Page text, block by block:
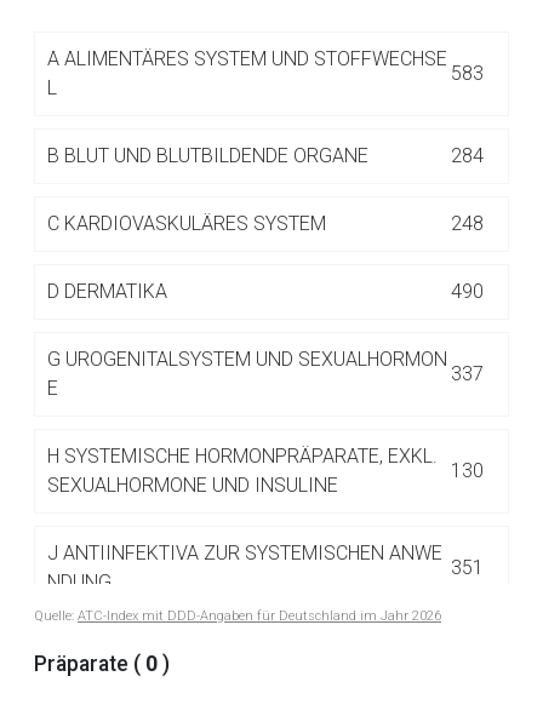
A ALIMENTÄRES SYSTEM UND STOFFWECHSE
L
583
B BLUT UND BLUTBILDENDE ORGANE 284
C KARDIOVASKULÄRES SYSTEM 248
D DERMATIKA 490
G UROGENITALSYSTEM UND SEXUALHORMON
E
337
H SYSTEMISCHE HORMONPRÄPARATE, EXKL.
SEXUALHORMONE UND INSULINE
130
J ANTIINFEKTIVA ZUR SYSTEMISCHEN ANWE
NDUNG
351
ANTINEOPLASTISCHE UND IMMUNMODULIE
RENDE MITTEL
Quelle: ATC-Index mit DDD-Angaben für Deutschland im Jahr 2026
Präparate ( 0 )
Aufruf einer externen Seite
Seite. Für die Inhalte der externen Web-Seite ist deren
Datenschutzbestimmungen.
Zur Seite